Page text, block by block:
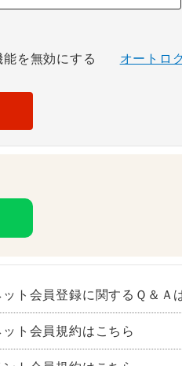
を無効にする オートロ
ト会員登録に関するＱ＆Ａ
ト会員規約はこちら